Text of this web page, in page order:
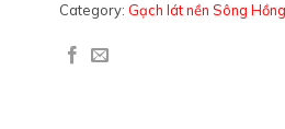
Category: Gạch lát nền Sông Hồng